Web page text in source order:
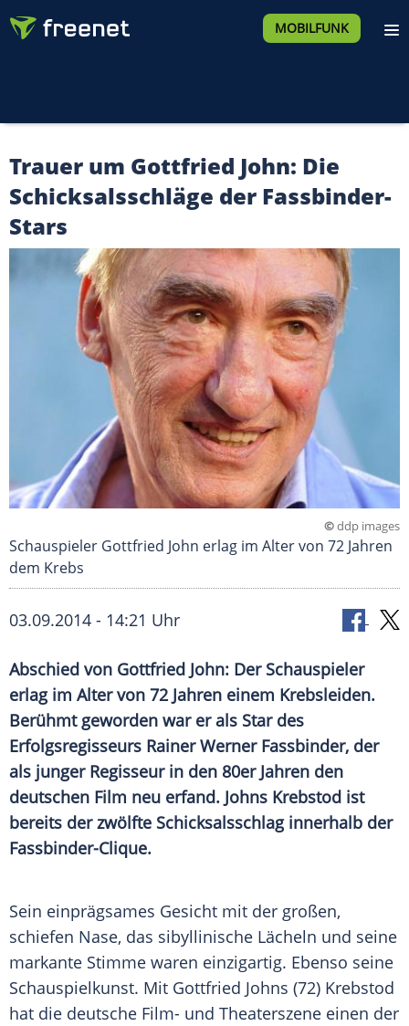
MOBILFUNK
Trauer um Gottfried John: Die
Schicksalsschläge der Fassbinder-
Stars
©ddp images
Schauspieler Gottfried John erlag im Alter von 72 Jahren
dem Krebs
03.09.2014 - 14:21 Uhr
Abschied von Gottfried John: Der Schauspieler
erlag im Alter von 72 Jahren einem Krebsleiden.
Berühmt geworden war er als Star des
Erfolgsregisseurs Rainer Werner Fassbinder, der
als junger Regisseur in den 80er Jahren den
deutschen Film neu erfand. Johns Krebstod ist
bereits der zwölfte Schicksalsschlag innerhalb der
Fassbinder-Clique.
Sein einprägsames Gesicht mit der großen,
schiefen Nase, das sibyllinische Lächeln und seine
markante Stimme waren einzigartig. Ebenso seine
Schauspielkunst. Mit Gottfried Johns (72) Krebstod
hat die deutsche Film- und Theaterszene einen der